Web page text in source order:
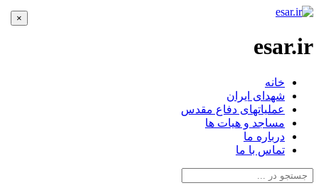
esar.ir
خانه
شهدای ایران
عملیاتهای دفاع مقدس
مساجد و هیات ها
درباره ما
تماس با ما
×